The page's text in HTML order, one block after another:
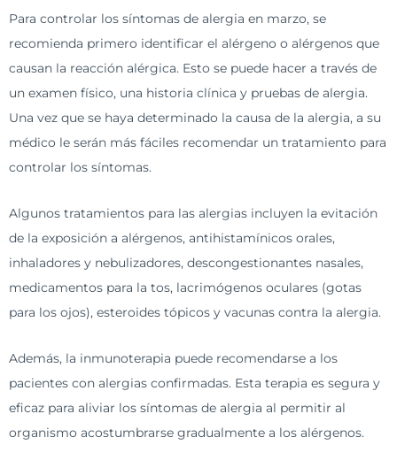
Para controlar los síntomas de alergia en marzo, se
recomienda primero identificar el alérgeno o alérgenos que
causan la reacción alérgica. Esto se puede hacer a través de
un examen físico, una historia clínica y pruebas de alergia.
Una vez que se haya determinado la causa de la alergia, a su
médico le serán más fáciles recomendar un tratamiento para
controlar los síntomas.
Algunos tratamientos para las alergias incluyen la evitación
de la exposición a alérgenos, antihistamínicos orales,
inhaladores y nebulizadores, descongestionantes nasales,
medicamentos para la tos, lacrimógenos oculares (gotas
para los ojos), esteroides tópicos y vacunas contra la alergia.
Además, la inmunoterapia puede recomendarse a los
pacientes con alergias confirmadas. Esta terapia es segura y
eficaz para aliviar los síntomas de alergia al permitir al
organismo acostumbrarse gradualmente a los alérgenos.